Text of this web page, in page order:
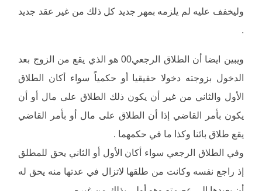
وليخفف عليه لم يلزمه بمهر جديد كل ذلك من غير عقد جديد
.
ويبين ايضا أن الطلاق الرجعي00 هو الذي يقع من الزوج بعد
الدخول بزوجته دخولا حقيقيا أو حكمياً سواء أكان الطلاق
الأول والثاني من غير أن يكون ذلك الطلاق على مال أو أن
يكون بأمر القاضي إذا أن الطلاق على مال أو بأمر القاضي
يقع طلاق بائنا وكذا ما في حكمهما .
وفي الطلاق الرجعي سواء أكان الأول أو الثاني يحق للمطلق
إذ راجع نفسه وكانت من طلقها لاتزال في عدتها منه يحق له